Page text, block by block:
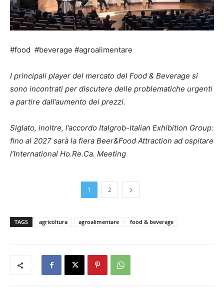
#food #beverage #agroalimentare
I principali player del mercato del Food & Beverage si
sono incontrati per discutere delle problematiche urgenti
a partire dall’aumento dei prezzi.
Siglato, inoltre, l’accordo Italgrob-Italian Exhibition Group:
fino al 2027 sarà la fiera Beer&Food Attraction ad ospitare
l’International Ho.Re.Ca. Meeting
1 2
TAGS agricoltura agroalimentare food & beverage